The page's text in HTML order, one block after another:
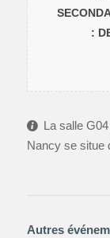
:
La salle
Nancy se situe
Autres